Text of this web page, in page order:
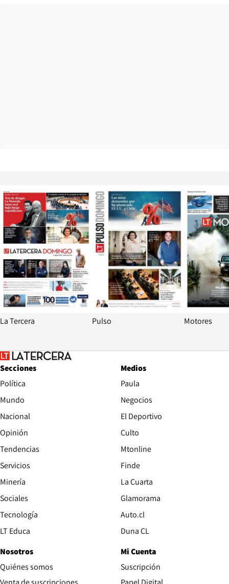
Opens in new window
La Tercera
Opens in
Pulso Motores
Secciones
Política
Mundo
Nacional
Opinión
Tendencias
Servicios
Minería
Sociales
Tecnología
LT Educa
Medios
Paula
Negocios
El Deportivo
Culto
Mtonline
Finde
La Cuarta
Glamorama
Auto.clOpens in new window
Duna CLOpens in new window
Nosotros
Quiénes somos
Mi Cuenta
Suscripción